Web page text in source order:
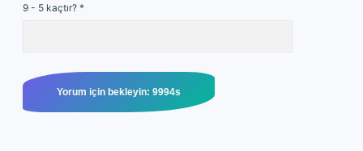
9 - 5 kaçtır? *